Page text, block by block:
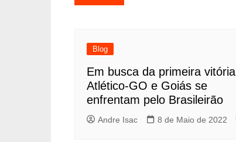
Blog
Em busca da primeira vitória
Atlético-GO e Goiás se
enfrentam pelo Brasileirão
Andre Isac 8 de Maio de 2022